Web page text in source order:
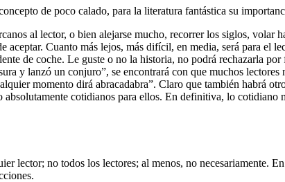
de poco calado, para la literatura fantástica su
al lector, o bien alejarse mucho, recorrer los siglos, volar
Cuanto más lejos, más difícil, en media, será para el
de coche. Le guste o no la historia, no podrá rechazarla
y lanzó un conjuro”, se encontrará con que muchos lectores
momento dirá abracadabra”. Claro que también habrá
cotidianos para ellos. En definitiva, lo
lector; no todos los lectores; al menos, no necesariamente.